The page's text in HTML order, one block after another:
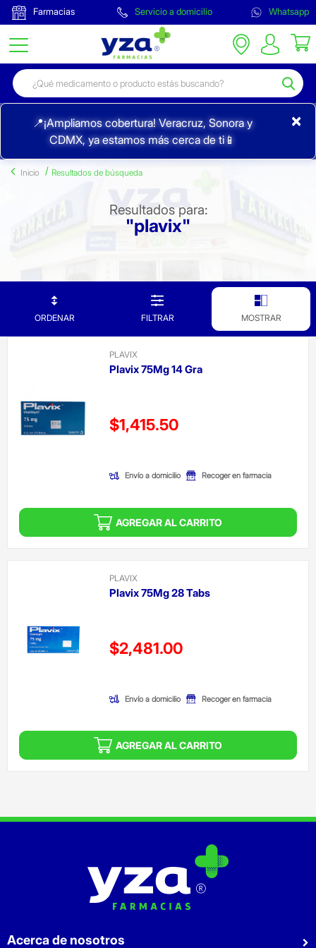
Farmacias Servicio a domicilio Whatsapp
📍¡Ampliamos cobertura! Veracruz, Sonora y
CDMX, ya estamos más cerca de ti📱
×
Inicio Resultados de búsqueda
Resultados para:
"plavix"
ORDENAR FILTRAR MOSTRAR
PLAVIX
Plavix 75Mg 14 Gra
Precio reducido de
$1,415.50
Envío a domicilio Recoger en farmacia
AGREGAR AL CARRITO
PLAVIX
Plavix 75Mg 28 Tabs
Precio reducido de
$2,481.00
Envío a domicilio Recoger en farmacia
AGREGAR AL CARRITO
Acerca de nosotros